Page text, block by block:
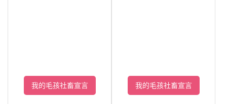
我的毛孩社畜宣言 我的毛孩社畜宣言